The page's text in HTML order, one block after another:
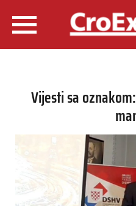
Vijesti sa